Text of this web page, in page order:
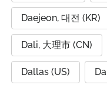
Daejeon, 대전 (KR)
Dali, 大理市 (CN)
Dallas (US)